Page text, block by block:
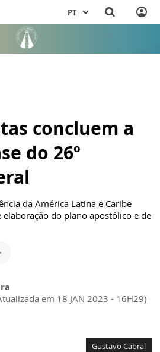
PT
concluem a
do 26º
da América Latina e Caribe
elaboração do plano apostólico e de
em 18 JAN 2023 - 16H29)
Gustavo Cabral